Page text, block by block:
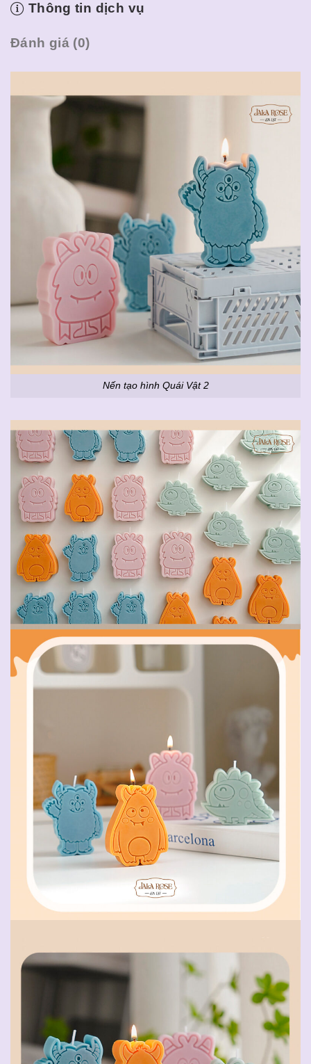
Thông tin dịch vụ
Đánh giá (0)
Nến tạo hình Quái Vật 2